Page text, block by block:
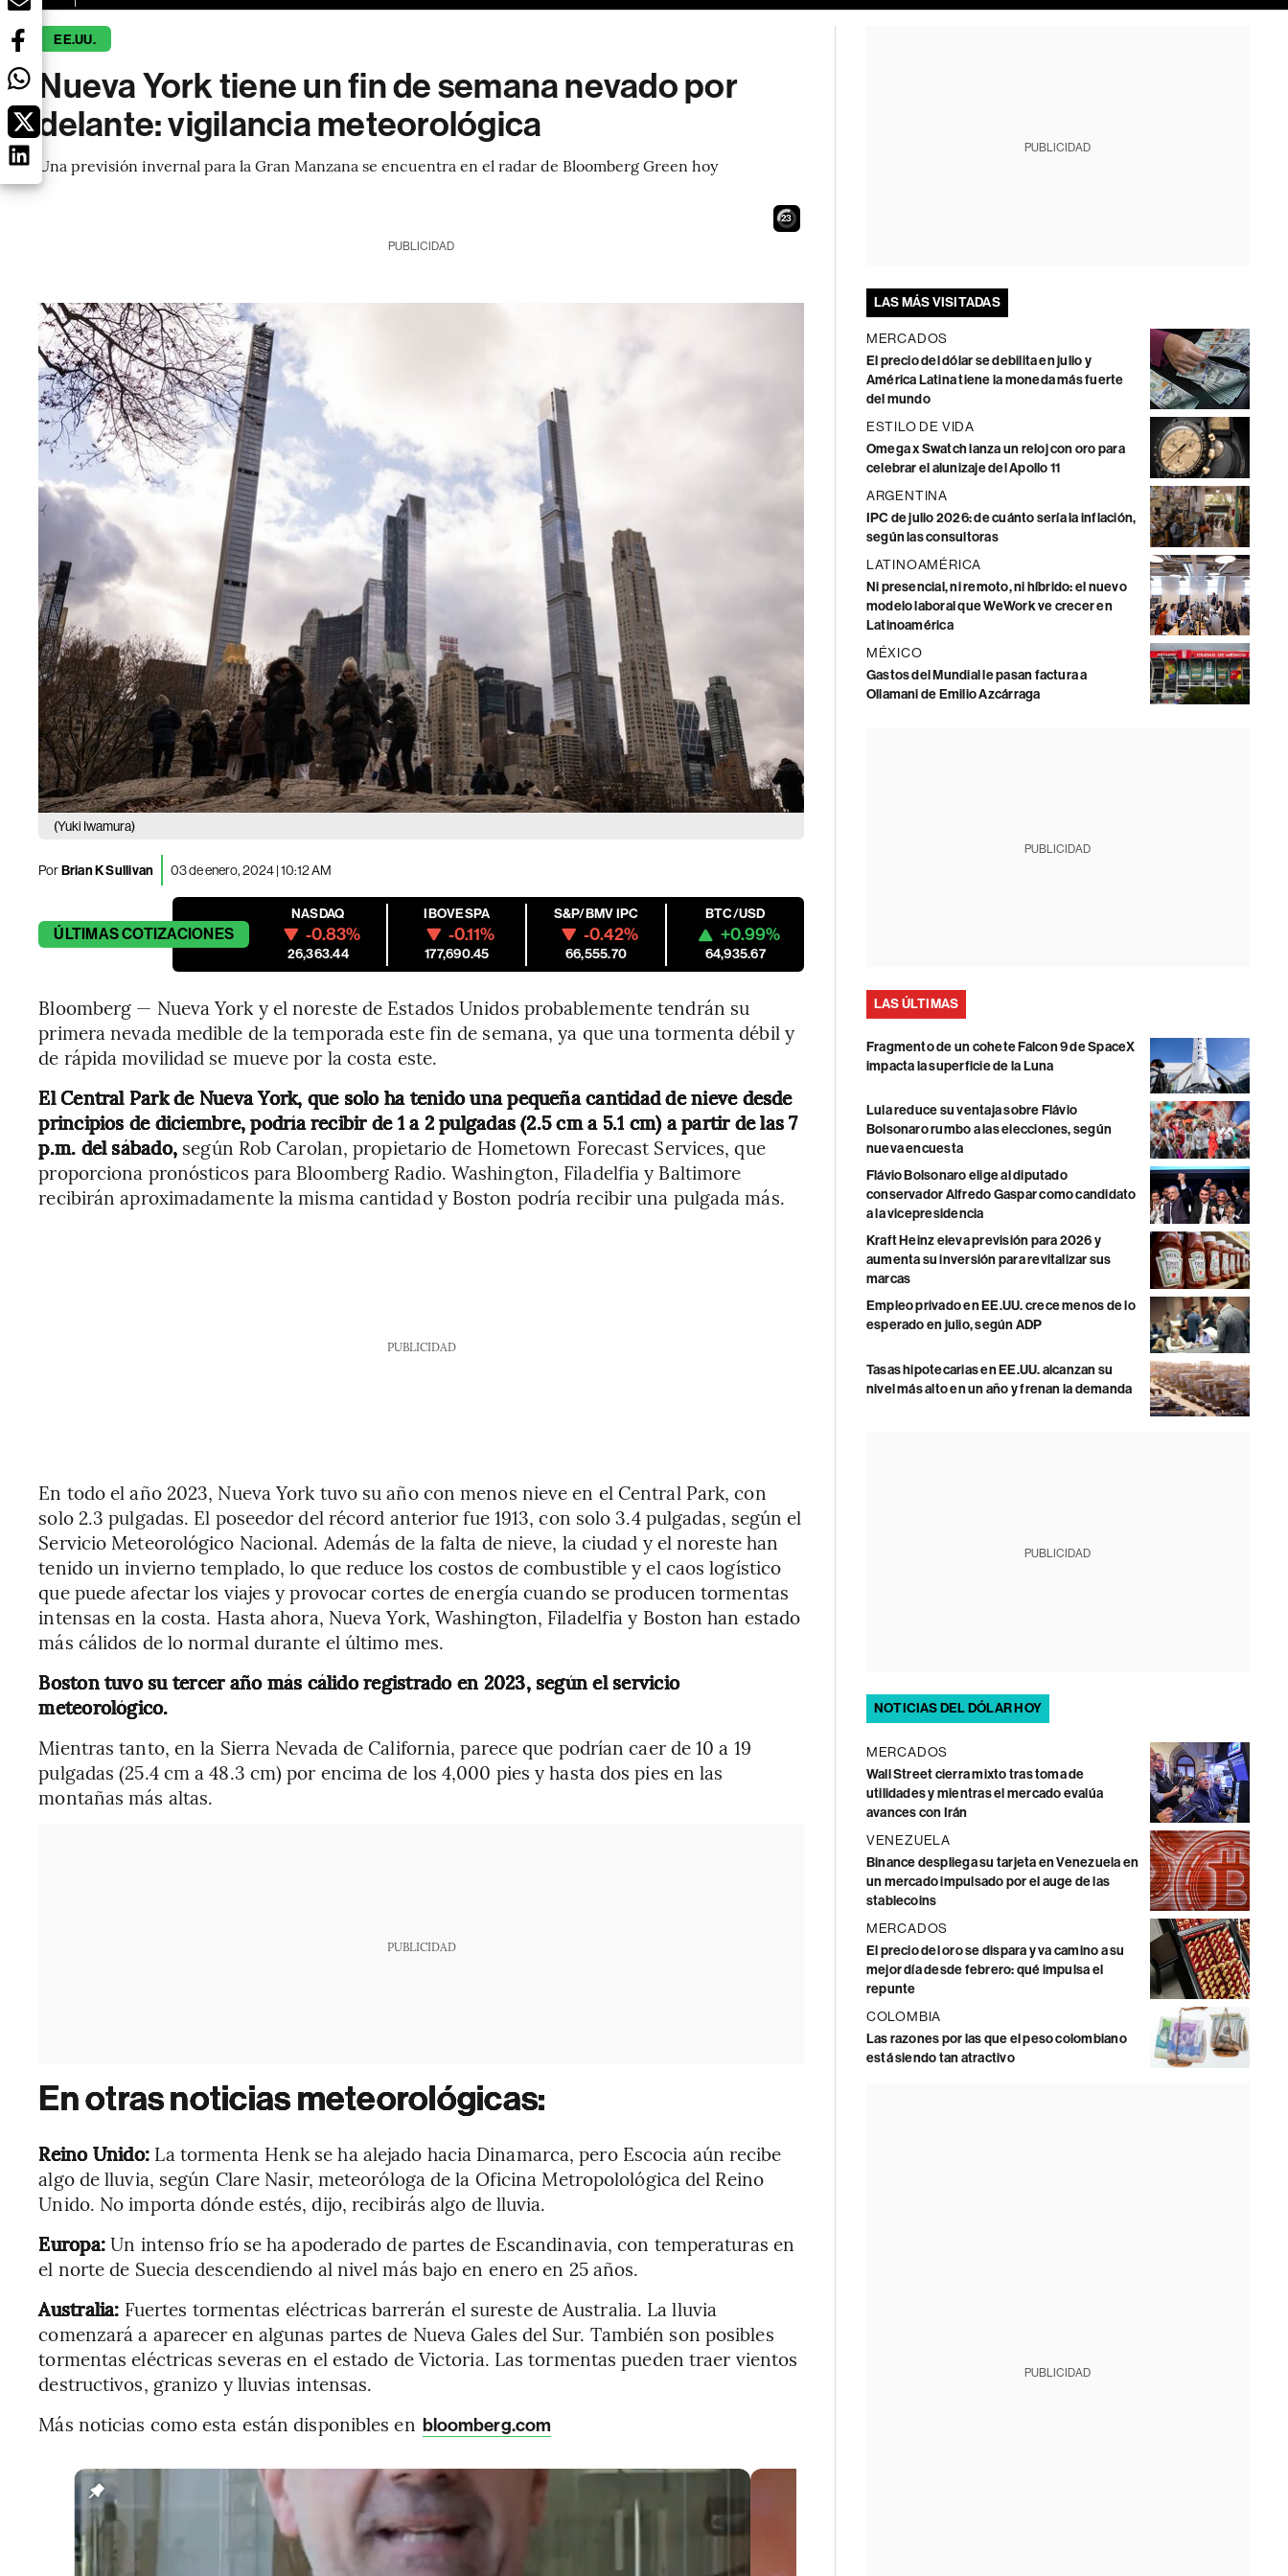
EE.UU.
Nueva York tiene un fin de semana nevado por
delante: vigilancia meteorológica
Una previsión invernal para la Gran Manzana se encuentra en el radar de Bloomberg Green hoy
21
PUBLICIDAD
(Yuki Iwamura)
PorBrian K Sullivan 03 de enero, 2024 | 10:12 AM
ÚLTIMASCOTIZACIONES
NASDAQ
-0.83%
26,363.44
IBOVESPA
-0.11%
177,690.45
S&P/BMV IPC
-0.42%
66,555.70
BTC/USD
+0.99%
64,935.67
Bloomberg — Nueva York y el noreste de Estados Unidos probablemente tendrán su
primera nevada medible de la temporada este fin de semana, ya que una tormenta débil y
de rápida movilidad se mueve por la costa este.
El Central Park de Nueva York, que solo ha tenido una pequeña cantidad de nieve desde
principios de diciembre, podría recibir de 1 a 2 pulgadas (2.5 cm a 5.1 cm) a partir de las 7
p.m. del sábado, según Rob Carolan, propietario de Hometown Forecast Services, que
proporciona pronósticos para Bloomberg Radio. Washington, Filadelfia y Baltimore
recibirán aproximadamente la misma cantidad y Boston podría recibir una pulgada más.
PUBLICIDAD
En todo el año 2023, Nueva York tuvo su año con menos nieve en el Central Park, con
solo 2.3 pulgadas. El poseedor del récord anterior fue 1913, con solo 3.4 pulgadas, según el
Servicio Meteorológico Nacional. Además de la falta de nieve, la ciudad y el noreste han
tenido un invierno templado, lo que reduce los costos de combustible y el caos logístico
que puede afectar los viajes y provocar cortes de energía cuando se producen tormentas
intensas en la costa. Hasta ahora, Nueva York, Washington, Filadelfia y Boston han estado
más cálidos de lo normal durante el último mes.
Boston tuvo su tercer año más cálido registrado en 2023, según el servicio
meteorológico.
Mientras tanto, en la Sierra Nevada de California, parece que podrían caer de 10 a 19
pulgadas (25.4 cm a 48.3 cm) por encima de los 4,000 pies y hasta dos pies en las
montañas más altas.
PUBLICIDAD
En otras noticias meteorológicas:
Reino Unido: La tormenta Henk se ha alejado hacia Dinamarca, pero Escocia aún recibe
algo de lluvia, según Clare Nasir, meteoróloga de la Oficina Metropolológica del Reino
Unido. No importa dónde estés, dijo, recibirás algo de lluvia.
Europa:Un intenso frío se ha apoderado de partes de Escandinavia, con temperaturas en
el norte de Suecia descendiendo al nivel más bajo en enero en 25 años.
Australia: Fuertes tormentas eléctricas barrerán el sureste de Australia. La lluvia
comenzará a aparecer en algunas partes de Nueva Gales del Sur. También son posibles
tormentas eléctricas severas en el estado de Victoria. Las tormentas pueden traer vientos
destructivos, granizo y lluvias intensas.
Más noticias como esta están disponibles en bloomberg.com
PUBLICIDAD
LAS MÁS VISITADAS
MERCADOS
El precio del dólar se debilita en julio y
América Latina tiene la moneda más fuerte
del mundo
ESTILO DE VIDA
Omega x Swatch lanza un reloj con oro para
celebrar el alunizaje del Apollo 11
ARGENTINA
IPC de julio 2026: de cuánto sería la inflación,
según las consultoras
LATINOAMÉRICA
Ni presencial, ni remoto, ni híbrido: el nuevo
modelo laboral que WeWork ve crecer en
Latinoamérica
MÉXICO
Gastos del Mundial le pasan factura a
Ollamani de Emilio Azcárraga
PUBLICIDAD
LAS ÚLTIMAS
Fragmento de un cohete Falcon 9 de SpaceX
impacta la superficie de la Luna
Lula reduce su ventaja sobre Flávio
Bolsonaro rumbo a las elecciones, según
nueva encuesta
Flávio Bolsonaro elige al diputado
conservador Alfredo Gaspar como candidato
a la vicepresidencia
Kraft Heinz eleva previsión para 2026 y
aumenta su inversión para revitalizar sus
marcas
Empleo privado en EE.UU. crece menos de lo
esperado en julio, según ADP
Tasas hipotecarias en EE.UU. alcanzan su
nivel más alto en un año y frenan la demanda
PUBLICIDAD
NOTICIAS DEL DÓLAR HOY
MERCADOS
Wall Street cierra mixto tras toma de
utilidades y mientras el mercado evalúa
avances con Irán
VENEZUELA
Binance despliega su tarjeta en Venezuela en
un mercado impulsado por el auge de las
stablecoins
MERCADOS
El precio del oro se dispara y va camino a su
mejor día desde febrero: qué impulsa el
repunte
COLOMBIA
Las razones por las que el peso colombiano
está siendo tan atractivo
PUBLICIDAD